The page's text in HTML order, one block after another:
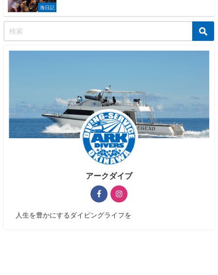
海日記
アークダイブ
人生を豊かにするダイビングライフを